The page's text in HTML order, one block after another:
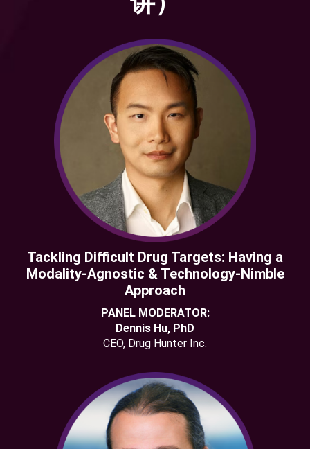
Tackling Difficult Drug Targets: Having a
Modality-Agnostic & Technology-Nimble
Approach
PANEL MODERATOR:
Dennis Hu, PhD
CEO, Drug Hunter Inc.